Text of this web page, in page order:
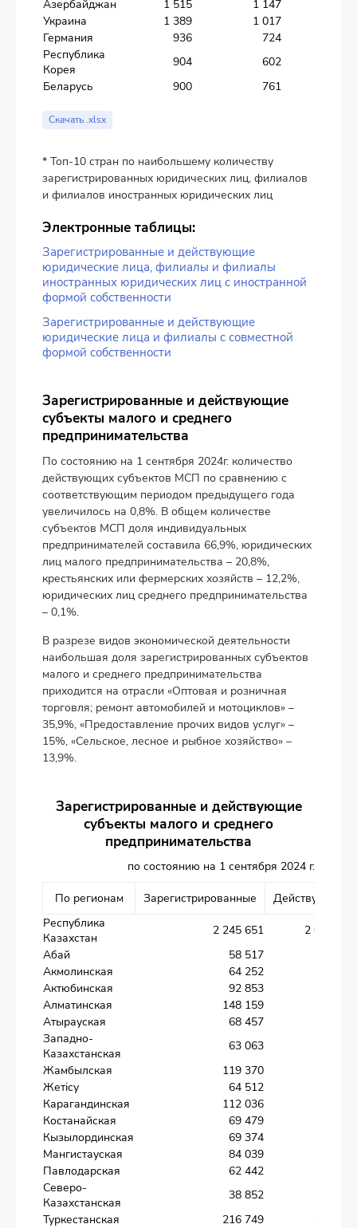
Азербайджан 1 515 1 147
Украина
1 389 1 017
Германия
936 724
Республика
Корея
904 602
Беларусь
900 761
Скачать .xlsx
* Топ-10 стран по наибольшему количеству
зарегистрированных юридических лиц, филиалов
и филиалов иностранных юридических лиц
Электронные таблицы:
Зарегистрированные и действующие
юридические лица, филиалы и филиалы
иностранных юридических лиц с иностранной
формой собственности
Зарегистрированные и действующие
юридические лица и филиалы с совместной
формой собственности
Зарегистрированные и действующие
субъекты малого и среднего
предпринимательства
По состоянию на 1 сентября 2024г. количество
действующих субъектов МСП по сравнению с
соответствующим периодом предыдущего года
увеличилось на 0,8%. В общем количестве
субъектов МСП доля индивидуальных
предпринимателей составила 66,9%, юридических
лиц малого предпринимательства – 20,8%,
крестьянских или фермерских хозяйств – 12,2%,
юридических лиц среднего предпринимательства
– 0,1%.
В разрезе видов экономической деятельности
наибольшая доля зарегистрированных субъектов
малого и среднего предпринимательства
приходится на отрасли «Оптовая и розничная
торговля; ремонт автомобилей и мотоциклов» –
35,9%, «Предоставление прочих видов услуг» –
15%, «Сельское, лесное и рыбное хозяйство» –
13,9%.
Зарегистрированные и действующие
субъекты малого и среднего
предпринимательства
по состоянию на 1 сентября 2024 г.
По регионам Зарегистрированные
Действующие
Республика
Казахстан
2 245 651
2 043 760
Абай
58 517
Акмолинская
64 252
Актюбинская
92 853
Алматинская
148 159
Атырауская
68 457
Западно-
Казахстанская
63 063
Жамбылская
119 370
Жетісу
64 512
Карагандинская
112 036
Костанайская
69 479
Кызылординская
69 374
Мангистауская
84 039
Павлодарская
62 442
Северо-
Казахстанская
38 852
Туркестанская
216 749